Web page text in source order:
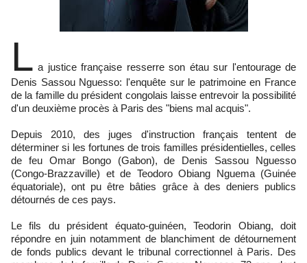
L a justice française resserre son étau sur l'entourage de
Denis Sassou Nguesso: l'enquête sur le patrimoine en France
de la famille du président congolais laisse entrevoir la possibilité
d'un deuxième procès à Paris des "biens mal acquis".
Depuis 2010, des juges d'instruction français tentent de
déterminer si les fortunes de trois familles présidentielles, celles
de feu Omar Bongo (Gabon), de Denis Sassou Nguesso
(Congo-Brazzaville) et de Teodoro Obiang Nguema (Guinée
équatoriale), ont pu être bâties grâce à des deniers publics
détournés de ces pays.
Le fils du président équato-guinéen, Teodorin Obiang, doit
répondre en juin notamment de blanchiment de détournement
de fonds publics devant le tribunal correctionnel à Paris. Des